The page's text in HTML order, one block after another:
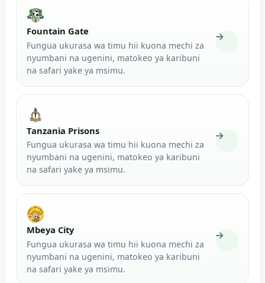
Fountain Gate
Fungua ukurasa wa timu hii kuona mechi za
nyumbani na ugenini, matokeo ya karibuni
na safari yake ya msimu.
Tanzania Prisons
Fungua ukurasa wa timu hii kuona mechi za
nyumbani na ugenini, matokeo ya karibuni
na safari yake ya msimu.
Mbeya City
Fungua ukurasa wa timu hii kuona mechi za
nyumbani na ugenini, matokeo ya karibuni
na safari yake ya msimu.